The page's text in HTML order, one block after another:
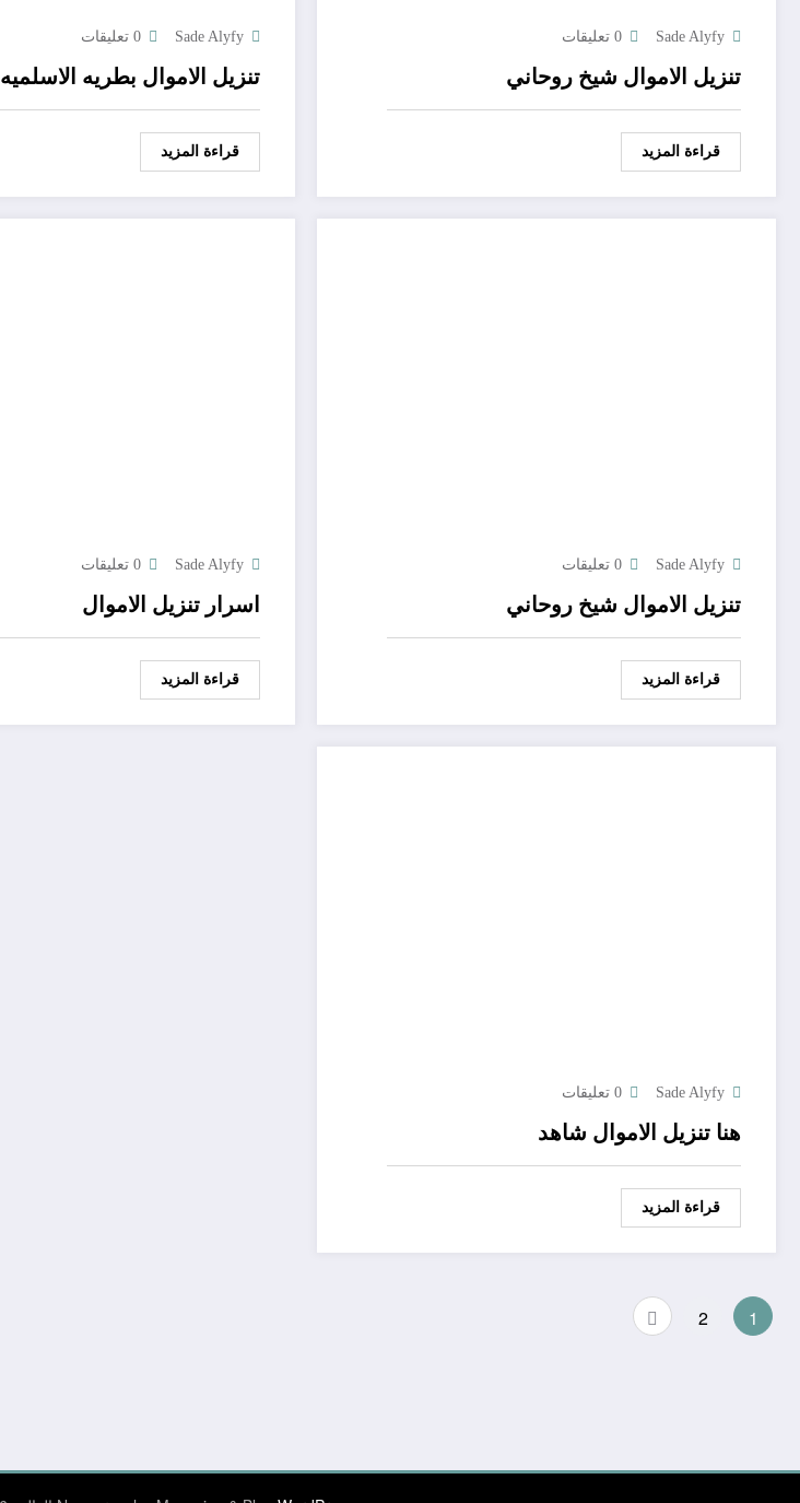
Sade Alyfy 0 تعليقات
تنزيل الاموال شيخ روحاني
قراءة المزيد
Sade Alyfy 0 تعليقات
تنزيل الاموال بطريه الاسلميه
قراءة المزيد
Sade Alyfy 0 تعليقات
تنزيل الاموال شيخ روحاني
قراءة المزيد
Sade Alyfy 0 تعليقات
اسرار تنزيل الاموال
قراءة المزيد
Sade Alyfy 0 تعليقات
هنا تنزيل الاموال شاهد
قراءة المزيد
Posts
1
2